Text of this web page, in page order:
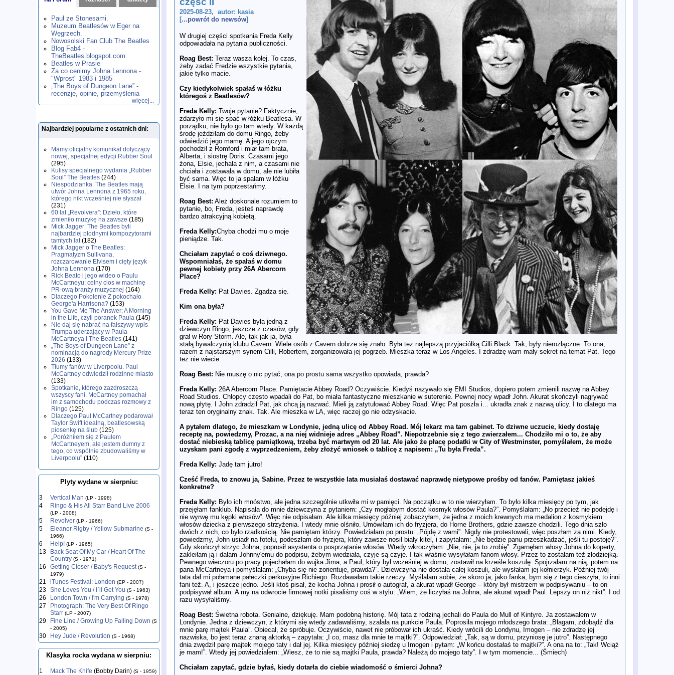
,1982,1983 ,1984,
1985, 1986,1987,1988
1990,1991 ,1992,1993 ,1994,
1995,1996, 1999
2000,2001,2002 ,2003,2004,
2005,2006, 2007
2010,2011,2012,2013,2014
2015,2016, 2017,
2020,2021,2022,2023,2024 ,
2025,2026
16 gru Premiera oficjalnego teledysku do
klasyka George'a Harrisona „Give
Me Love (Give Me Peace on Earth)"
16 gru
Mark Lewisohn dokonał kolejnego
odkrycia w sprawie Paula
McCartneya
15 gru Paul McCartney wspomina Roba
Reinera
9 gru
Moje dwie rozmowy z Seanem Ono
Lennonem
8 gru
Fotograf Allan Tannenbaum
wspomina ostatnie tygodnie życia
Johna Lennona
6 gru
British Library zaprasza na „The
Beatles at Stowe School” – odsłuch i
spotkanie z gośćmi
4 gru
The Rest Is History: Kompletna
historia The Beatles z Conanem
O’Brienem
4 gru
The Rest Is History: Kompletna
historia The Beatles z Conanem
O’Brienem (Część II)
4 gru
Siostrzenica Pete'a Besta z
kluczową rolą w filmach o The
Beatles u Sama Mendesa
3 gru
MOJO śledzi kulisy powstania
albumu Rubber Soul zespołu The
Beatles
3 gru
Serial biograficzny o The Beatles
„Hamburg Days” trafi na BBC
iPlayer oraz BBC One
1 gru
Laureat Oscara, film „WAR IS
OVER!”, trafia na YouTube. Sean
Ono Lennon zaprasza na wyjątkową
premierę
26 lis
John Lennon w nieznanych
wspomnieniach Jacka Douglasa
26 lis
W Polsce ukaże się biografia Yoko
Ono autorstwa Davida Sheffa
26 lis
Dziewięć odkryć z nowego,
dziewiątego odcinka Antologii The
Beatles
26 lis
The Beatles Anthology: nieudolnie
sklejony „nowy odcinek” wydaje się
kompletnie bezcelowy
26 lis
Analiza odcinka Anthology 9.
Uwaga! Zawiera spoilery
26 lis
To miłość, która trwa wiecznie: Jak
nowej „Anthology 4”
26 lis
Książka Iana Lesliego „John & Paul.
The Beatles i muzyczne love story”
trafi w przyszłym tygodniu do
Maconie o tym, dlaczego nasze
opinie o The Beatles ciągle się
zmieniają
i cienie jubileuszowej edycji
Beatlesów”. Kulisy nowego odcinka
Antologii i pożegnalnego singla
Czwórki z Liverpoolu
21 lis
REAL LOVE – MIKS 2025: Skąd ta
różnica w brzmieniu?
21 lis
Zaginiony rozdział Beatlesów –
kulisy wielkiego powrotu
21 lis
W listopadzie ukaże się zestaw
George Martin – The Velvet
Revolution: Sound Productions and
Impressionist Influences
20 lis
Rozszerzona kolekcja "Anthology"
to prawdziwa skarbnica
Beatlesowskiego geniuszu
Harrison wraca do formy
18 lis
To było 30 lat temu… – nowy
rozdział Antologii The Beatles
18 lis
Jools Holland: Człowiek, który
zadawał pytania
17 lis
The Beatles Anthology – Nowy
Odcinek – Pierwsze Spojrzenie!
Paul ze Stonesami.
Muzeum Beatlesów w Eger na
Węgrzech.
Nowosolski Fan Club The Beatles
Blog Fab4 -
TheBeatles.blogspot.com
Beatles w Prasie
Za co cenimy Johna Lennona -
"Wprost" 1983 i 1985
„The Boys of Dungeon Lane” -
recenzje, opinie, przemyślenia
więcej...
Najbardziej popularne z ostatnich dni:
Mamy oficjalny komunikat dotyczący
nowej, specjalnej edycji Rubber Soul
(295)
Kulisy specjalnego wydania „Rubber
Soul” The Beatles (244)
Niespodzianka: The Beatles mają
utwór Johna Lennona z 1965 roku,
którego nikt wcześniej nie słyszał
(231)
60 lat „Revolvera”: Dzieło, które
zmieniło muzykę na zawsze (185)
Mick Jagger: The Beatles byli
najbardziej płodnymi kompozytorami
tamtych lat(182)
Mick Jagger o The Beatles:
Pragmatyzm Sullivana,
rozczarowanie Elvisem i cięty język
Johna Lennona (170)
Rick Beato i jego wideo o Paulu
McCartneyu: celny cios w machinę
PR-ową branży muzycznej (164)
Dlaczego Pokolenie Z pokochało
George'a Harrisona? (153)
You Gave Me The Answer: A Morning
in the Life, czyli poranek Paula (145)
Nie daj się nabrać na fałszywy wpis
Trumpa uderzający w Paula
McCartneya i The Beatles (141)
„The Boys of Dungeon Lane” z
nominacją do nagrody Mercury Prize
2026 (133)
Tłumy fanów w Liverpoolu. Paul
McCartney odwiedził rodzinne miasto
(133)
Spotkanie, którego zazdroszczą
wszyscy fani. McCartney pomachał
im z samochodu podczas rozmowy z
Ringo (125)
Dlaczego Paul McCartney podarował
Taylor Swift idealną, beatlesowską
piosenkę na ślub (125)
„Poróżniłem się z Paulem
McCartneyem, ale jestem dumny z
tego, co wspólnie zbudowaliśmy w
Liverpoolu” (110)
Plyty wydane w sierpniu:
3 Vertical Man (LP - 1998)
4 Ringo & His All Starr Band Live 2006
(LP - 2008)
5 Revolver (LP - 1966)
5 Eleanor Rigby / Yellow Submarine (S -
1966)
6 Help! (LP - 1965)
13
Back Seat Of My Car / Heart Of The
Country (S - 1971)
16 Getting Closer / Baby's Request (S -
1979)
21 iTunes Festival: London (EP - 2007)
23 She Loves You / I`ll Get You (S - 1963)
26 London Town / I'm Carrying (S - 1978)
27
Photograph: The Very Best Of Ringo
Starr (LP - 2007)
29 Fine Line / Growing Up Falling Down (S
- 2005)
30 Hey Jude / Revolution (S - 1968)
Klasyka rocka wydana w sierpniu:
1 Mack The Knife (Bobby Darin) (S - 1959)
2025-08-23, autor: kasia
[...powrót do newsów]
W drugiej części spotkania Freda Kelly
odpowiadała na pytania publiczności.
Roag Best: Teraz wasza kolej. To czas,
żeby zadać Fredzie wszystkie pytania,
jakie tylko macie.
Czy kiedykolwiek spałaś w łóżku
któregoś z Beatlesów?
Freda Kelly: Twoje pytanie? Faktycznie,
zdarzyło mi się spać w łóżku Beatlesa. W
porządku, nie było go tam wtedy. W każdą
środę jeździłam do domu Ringo, żeby
odwiedzić jego mamę. A jego ojczym
pochodził z Romford i miał tam brata,
Alberta, i siostrę Doris. Czasami jego
żona, Elsie, jechała z nim, a czasami nie
chciała i zostawała w domu, ale nie lubiła
być sama. Więc to ja spałam w łóżku
Elsie. I na tym poprzestańmy.
Roag Best: Ależ doskonale rozumiem to
pytanie, bo, Freda, jesteś naprawdę
bardzo atrakcyjną kobietą.
Freda Kelly:Chyba chodzi mu o moje
pieniądze. Tak.
Chciałam zapytać o coś dziwnego.
Wspomniałaś, że spałaś w domu
pewnej kobiety przy 26A Abercorn
Place?
Freda Kelly: Pat Davies. Zgadza się.
Kim ona była?
Freda Kelly: Pat Davies była jedną z
dziewczyn Ringo, jeszcze z czasów, gdy
grał w Rory Storm. Ale, tak jak ja, była
stałą bywalczynią klubu Cavern. Wiele osób z Cavern dobrze się znało. Była też najlepszą przyjaciółką Cilli Black. Tak, były nierozłączne. To ona,
razem z najstarszym synem Cilli, Robertem, zorganizowała jej pogrzeb. Mieszka teraz w Los Angeles. I zdradzę wam mały sekret na temat Pat. Tego
też nie wiecie.
Roag Best: Nie muszę o nic pytać, ona po prostu sama wszystko opowiada, prawda?
Freda Kelly: 26A Abercorn Place. Pamiętacie Abbey Road? Oczywiście. Kiedyś nazywało się EMI Studios, dopiero potem zmienili nazwę na Abbey
Road Studios. Chłopcy często wpadali do Pat, bo miała fantastyczne mieszkanie w suterenie. Pewnej nocy wpadł John. Akurat skończyli nagrywać
nową płytę. I John zdradził Pat, jak chcą ją nazwać. Mieli ją zatytułować Abbey Road. Więc Pat poszła i... ukradła znak z nazwą ulicy. I to dlatego ma
teraz ten oryginalny znak. Tak. Ale mieszka w LA, więc raczej go nie odzyskacie.
A pytałem dlatego, że mieszkam w Londynie, jedną ulicę od Abbey Road. Mój lekarz ma tam gabinet. To dziwne uczucie, kiedy dostaję
receptę na, powiedzmy, Prozac, a na niej widnieje adres „Abbey Road”. Niepotrzebnie się z tego zwierzałem... Chodziło mi o to, że aby
dostać niebieską tablicę pamiątkową, trzeba być martwym od 20 lat. Ale jako że płacę podatki w City of Westminster, pomyślałem, że może
uzyskam pani zgodę z wyprzedzeniem, żeby złożyć wniosek o tablicę z napisem: „Tu była Freda”.
Freda Kelly: Jadę tam jutro!
Cześć Freda, to znowu ja, Sabine. Przez te wszystkie lata musiałaś dostawać naprawdę nietypowe prośby od fanów. Pamiętasz jakieś
konkretne?
Freda Kelly: Było ich mnóstwo, ale jedna szczególnie utkwiła mi w pamięci. Na początku w to nie wierzyłam. To było kilka miesięcy po tym, jak
przejęłam fanklub. Napisała do mnie dziewczyna z pytaniem: „Czy mogłabym dostać kosmyk włosów Paula?”. Pomyślałam: „No przecież nie podejdę i
nie wyrwę mu kępki włosów”. Więc nie odpisałam. Ale kilka miesięcy później zobaczyłam, że jedna z moich krewnych ma medalion z kosmykiem
włosów dziecka z pierwszego strzyżenia. I wtedy mnie olśniło. Umówiłam ich do fryzjera, do Horne Brothers, gdzie zawsze chodzili. Tego dnia szło
dwóch z nich, co było rzadkością. Nie pamiętam którzy. Powiedziałam po prostu: „Pójdę z wami”. Nigdy nie protestowali, więc poszłam za nimi. Kiedy,
powiedzmy, John usiadł na fotelu, podeszłam do fryzjera, który zawsze nosił biały kitel, i zapytałam: „Nie będzie panu przeszkadzać, jeśli tu postoję?”.
Gdy skończył strzyc Johna, poprosił asystenta o posprzątanie włosów. Wtedy wkroczyłam: „Nie, nie, ja to zrobię”. Zgarnęłam włosy Johna do koperty,
zakleiłam ją i dałam Johnny'emu do podpisu, żebym wiedziała, czyje są czyje. I tak właśnie wysyłałam fanom włosy. Przez to zostałam też złodziejką.
Pewnego wieczoru po pracy pojechałam do wujka Jima, a Paul, który był wcześniej w domu, zostawił na krześle koszulę. Spojrzałam na nią, potem na
pana McCartneya i pomyślałam: „Chyba się nie zorientuje, prawda?”. Dziewczyna nie dostała całej koszuli, ale wysłałam jej kołnierzyk. Później twój
tata dał mi połamane pałeczki perkusyjne Richiego. Rozdawałam takie rzeczy. Myślałam sobie, że skoro ja, jako fanka, bym się z tego cieszyła, to inni
fani też. A, i jeszcze jedno. Jeśli ktoś pisał, że kocha Johna i prosił o autograf, a akurat wpadł George – który był mistrzem w podpisywaniu – to on
podpisywał album. A my na odwrocie firmowej notki pisaliśmy coś w stylu: „Wiem, że liczyłaś na Johna, ale akurat wpadł Paul. Lepszy on niż nikt”. I od
razu wysyłaliśmy.
Roag Best: Świetna robota. Genialne, dziękuję. Mam podobną historię. Mój tata z rodziną jechali do Paula do Mull of Kintyre. Ja zostawałem w
Londynie. Jedna z dziewczyn, z którymi się wtedy zadawaliśmy, szalała na punkcie Paula. Poprosiła mojego młodszego brata: „Błagam, zdobądź dla
mnie parę majtek Paula”. Obiecał, że spróbuje. Oczywiście, nawet nie próbował ich ukraść. Kiedy wrócili do Londynu, Imogen – nie zdradzę jej
nazwiska, bo jest teraz znaną aktorką – zapytała: „I co, masz dla mnie te majtki?”. Odpowiedział: „Tak, są w domu, przyniosę je jutro”. Następnego
dnia zwędził parę majtek mojego taty i dał jej. Kilka miesięcy później siedzę u Imogen i pytam: „W końcu dostałaś te majtki?”. A ona na to: „Tak! Wciąż
je mam!”. Wtedy jej powiedziałem: „Wiesz, że to nie są majtki Paula, prawda? Należą do mojego taty”. I w tym momencie... (Śmiech)
Chciałam zapytać, gdzie byłaś, kiedy dotarła do ciebie wiadomość o śmierci Johna?